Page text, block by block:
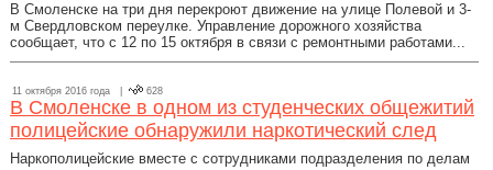
В Смоленске на три дня перекроют движение на улице Полевой и 3-
м Свердловском переулке. Управление дорожного хозяйства
сообщает, что с 12 по 15 октября в связи с ремонтными работами...
11 октября 2016 года | 628
В Смоленске в одном из студенческих общежитий
полицейские обнаружили наркотический след
Наркополицейские вместе с сотрудниками подразделения по делам